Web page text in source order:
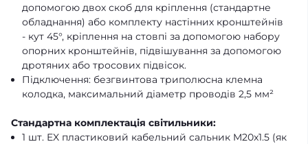
допомогою двох скоб для кріплення (стандартне
обладнання) або комплекту настінних кронштейнів
- кут 45°, кріплення на стовпі за допомогою набору
опорних кронштейнів, підвішування за допомогою
дротяних або тросових підвісок.
Підключення: безгвинтова триполюсна клемна
колодка, максимальний діаметр проводів 2,5 мм²
Стандартна комплектація світильники:
1 шт. EX пластиковий кабельний сальник M20x1.5 (як